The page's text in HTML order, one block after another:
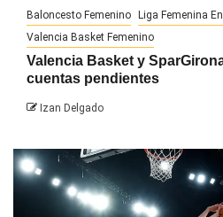
Baloncesto Femenino Liga Femenina
Valencia Basket Femenino
Valencia Basket y
cuentas pendientes
Izan Delgado